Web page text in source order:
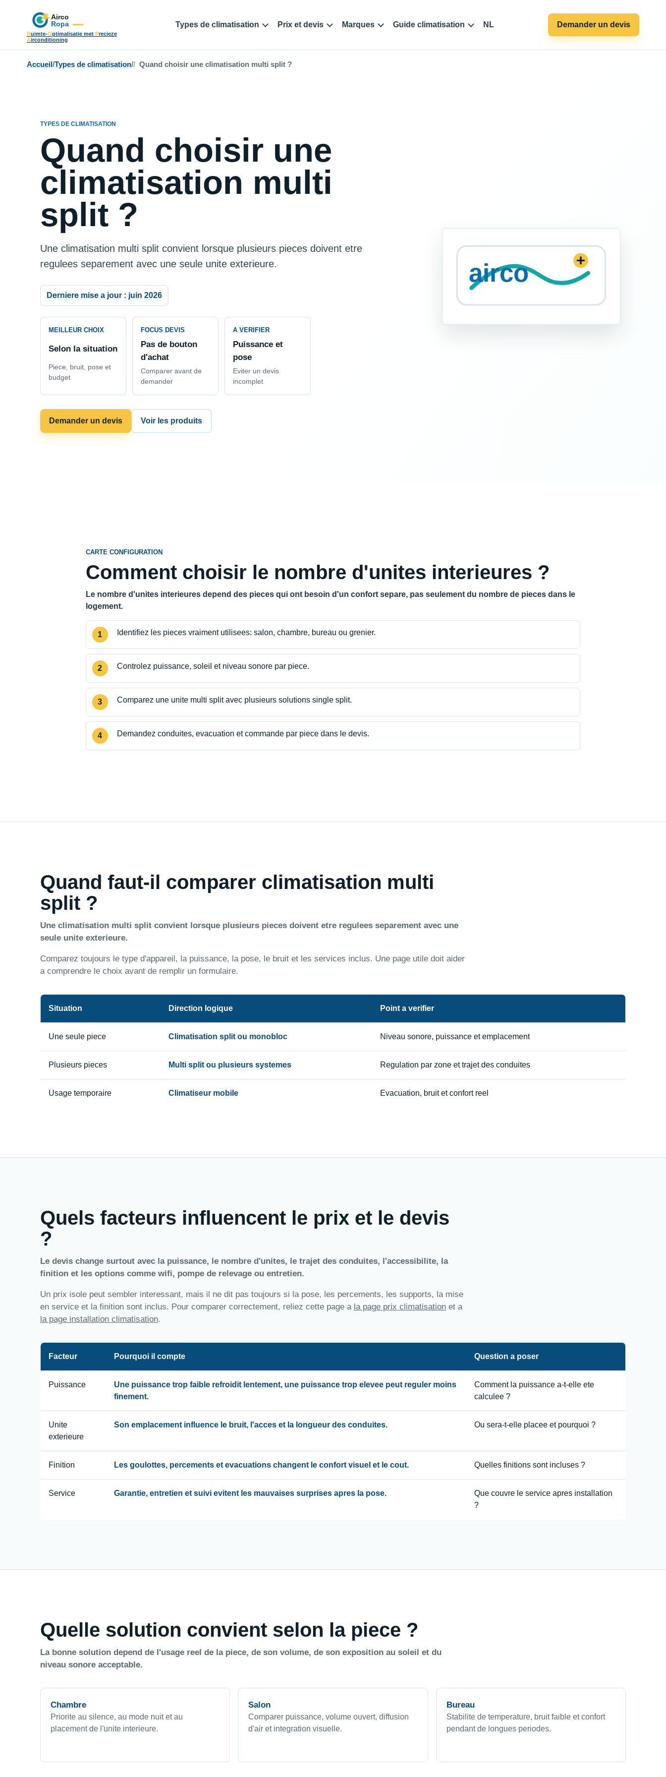
Ruimte-Optimalisatie met Precieze
Airconditioning
Types de climatisation Prix et devis Marques Guide climatisation NL Demander un devis
Accueil /Types de climatisation/ Quand choisir une climatisation multi split ?
TYPES DE CLIMATISATION
Quand choisir une
climatisation multi
split ?
Une climatisation multi split convient lorsque plusieurs pieces doivent etre
regulees separement avec une seule unite exterieure.
Derniere mise a jour : juin 2026
MEILLEUR CHOIX
Selon la situation
Piece, bruit, pose et
budget
FOCUS DEVIS
Pas de bouton
d'achat
Comparer avant de
demander
A VERIFIER
Puissance et
pose
Eviter un devis
incomplet
Demander un devis Voir les produits
CARTE CONFIGURATION
Comment choisir le nombre d'unites interieures ?
Le nombre d'unites interieures depend des pieces qui ont besoin d'un confort separe, pas seulement du nombre de pieces dans le
logement.
Identifiez les pieces vraiment utilisees: salon, chambre, bureau ou grenier.
Controlez puissance, soleil et niveau sonore par piece.
Comparez une unite multi split avec plusieurs solutions single split.
Demandez conduites, evacuation et commande par piece dans le devis.
Quand faut-il comparer climatisation multi
split ?
Une climatisation multi split convient lorsque plusieurs pieces doivent etre regulees separement avec une
seule unite exterieure.
Comparez toujours le type d'appareil, la puissance, la pose, le bruit et les services inclus. Une page utile doit aider
a comprendre le choix avant de remplir un formulaire.
Situation Direction logique Point a verifier
Une seule piece Climatisation split ou monobloc Niveau sonore, puissance et emplacement
Plusieurs pieces Multi split ou plusieurs systemes Regulation par zone et trajet des conduites
Usage temporaire Climatiseur mobile Evacuation, bruit et confort reel
Quels facteurs influencent le prix et le devis
?
Le devis change surtout avec la puissance, le nombre d'unites, le trajet des conduites, l'accessibilite, la
finition et les options comme wifi, pompe de relevage ou entretien.
Un prix isole peut sembler interessant, mais il ne dit pas toujours si la pose, les percements, les supports, la mise
en service et la finition sont inclus. Pour comparer correctement, reliez cette page a la page prix climatisationet a
la page installation climatisation.
Facteur Pourquoi il compte Question a poser
Puissance
Une puissance trop faible refroidit lentement, une puissance trop elevee peut reguler moins
finement.
Comment la puissance a-t-elle ete
calculee ?
Unite
exterieure
Son emplacement influence le bruit, l'acces et la longueur des conduites. Ou sera-t-elle placee et pourquoi ?
Finition Les goulottes, percements et evacuations changent le confort visuel et le cout. Quelles finitions sont incluses ?
Service Garantie, entretien et suivi evitent les mauvaises surprises apres la pose.
Que couvre le service apres installation
?
Quelle solution convient selon la piece ?
La bonne solution depend de l'usage reel de la piece, de son volume, de son exposition au soleil et du
niveau sonore acceptable.
Chambre
Priorite au silence, au mode nuit et au
placement de l'unite interieure.
Salon
Comparer puissance, volume ouvert, diffusion
d'air et integration visuelle.
Bureau
Stabilite de temperature, bruit faible et confort
pendant de longues periodes.